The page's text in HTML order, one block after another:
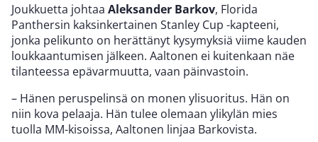
Joukkuetta johtaa Aleksander Barkov, Florida
Panthersin kaksinkertainen Stanley Cup -kapteeni,
jonka pelikunto on herättänyt kysymyksiä viime kauden
loukkaantumisen jälkeen. Aaltonen ei kuitenkaan näe
tilanteessa epävarmuutta, vaan päinvastoin.
– Hänen peruspelinsä on monen ylisuoritus. Hän on
niin kova pelaaja. Hän tulee olemaan ylikylän mies
tuolla MM-kisoissa, Aaltonen linjaa Barkovista.